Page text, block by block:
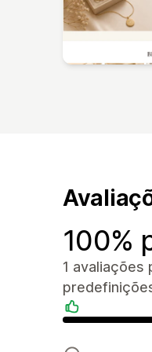
100%
1 avaliações
Avaliações